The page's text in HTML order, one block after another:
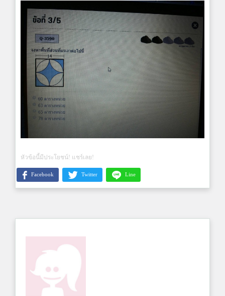
หัวข้อนี้มีประโยชน์! แชร์เลย!
Facebook Twitter Line